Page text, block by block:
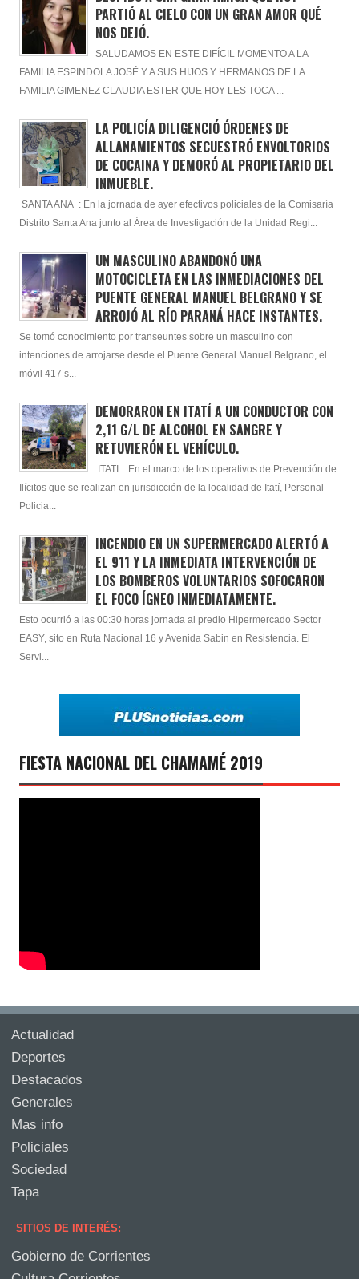
PARTIÓ AL CIELO CON UN GRAN AMOR QUÉ
NOS DEJÓ.
SALUDAMOS EN ESTE DIFÍCIL MOMENTO A LA
FAMILIA ESPINDOLA JOSÉ Y A SUS HIJOS Y HERMANOS DE LA
FAMILIA GIMENEZ CLAUDIA ESTER QUE HOY LES TOCA ...
LA POLICÍA DILIGENCIÓ ÓRDENES DE
ALLANAMIENTOS SECUESTRÓ ENVOLTORIOS
DE COCAINA Y DEMORÓ AL PROPIETARIO DEL
INMUEBLE.
SANTA ANA : En la jornada de ayer efectivos policiales de la Comisaría
Distrito Santa Ana junto al Área de Investigación de la Unidad Regi...
UN MASCULINO ABANDONÓ UNA
MOTOCICLETA EN LAS INMEDIACIONES DEL
PUENTE GENERAL MANUEL BELGRANO Y SE
ARROJÓ AL RÍO PARANÁ HACE INSTANTES.
Se tomó conocimiento por transeuntes sobre un masculino con
intenciones de arrojarse desde el Puente General Manuel Belgrano, el
móvil 417 s...
DEMORARON EN ITATÍ A UN CONDUCTOR CON
2,11 G/L DE ALCOHOL EN SANGRE Y
RETUVIERÓN EL VEHÍCULO.
ITATI : En el marco de los operativos de Prevención de
Ilícitos que se realizan en jurisdicción de la localidad de Itatí, Personal
Policia...
INCENDIO EN UN SUPERMERCADO ALERTÓ A
EL 911 Y LA INMEDIATA INTERVENCIÓN DE
LOS BOMBEROS VOLUNTARIOS SOFOCARON
EL FOCO ÍGNEO INMEDIATAMENTE.
Esto ocurrió a las 00:30 horas jornada al predio Hipermercado Sector
EASY, sito en Ruta Nacional 16 y Avenida Sabin en Resistencia. El
Servi...
FIESTA NACIONAL DEL CHAMAMÉ 2019
Actualidad
Deportes
Destacados
Generales
Mas info
Policiales
Sociedad
Tapa
SITIOS DE INTERÉS:
Gobierno de Corrientes